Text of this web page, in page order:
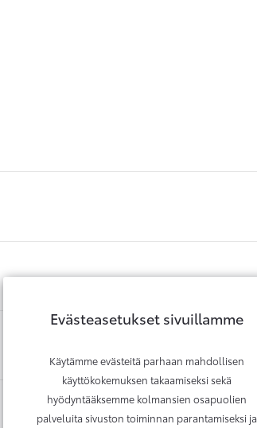
Evästeasetukset sivuillamme
Käytämme evästeitä parhaan mahdollisen
käyttökokemuksen takaamiseksi sekä
hyödyntääksemme kolmansien osapuolien
palveluita sivuston toiminnan parantamiseksi ja